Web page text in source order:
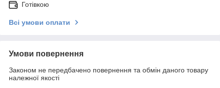
Готівкою
Всі умови оплати
Умови повернення
Законом не передбачено повернення та обмін даного товару
належної якості